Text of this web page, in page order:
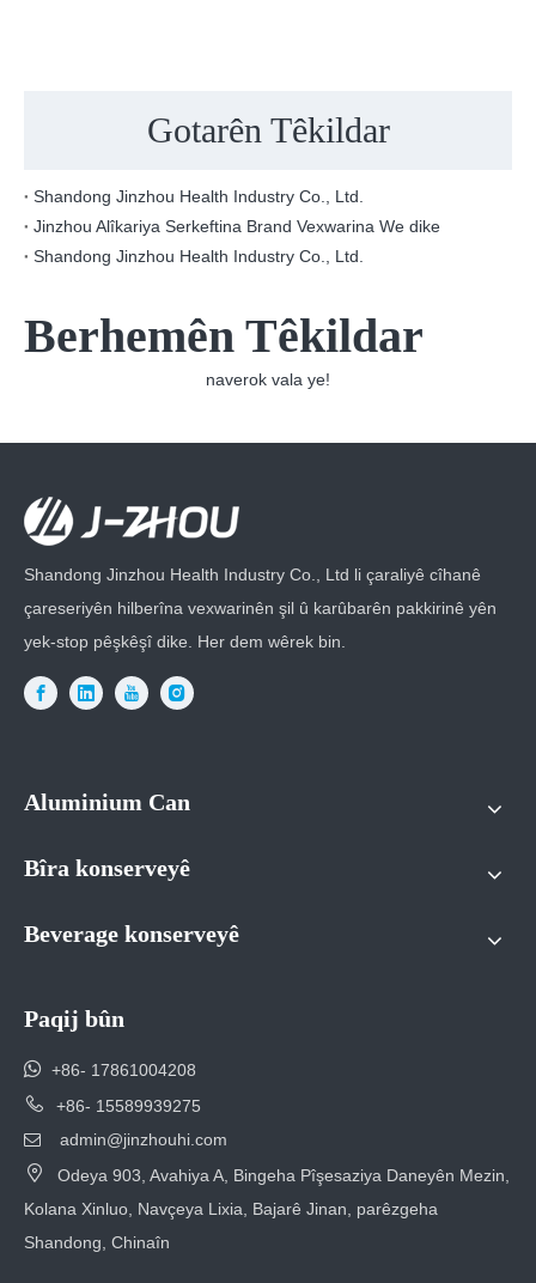
Gotarên Têkildar
Shandong Jinzhou Health Industry Co., Ltd.
Jinzhou Alîkariya Serkeftina Brand Vexwarina We dike
Shandong Jinzhou Health Industry Co., Ltd.
Berhemên Têkildar
naverok vala ye!
Shandong Jinzhou Health Industry Co., Ltd li çaraliyê cîhanê
çareseriyên hilberîna vexwarinên şil û karûbarên pakkirinê yên
yek-stop pêşkêşî dike. Her dem wêrek bin.
Aluminium Can
Bîra konserveyê
Beverage konserveyê
Paqij bûn
 +86- 17861004208
 +86- 15589939275
 admin@jinzhouhi.com
 Odeya 903, Avahiya A, Bingeha Pîşesaziya Daneyên Mezin,
Kolana Xinluo, Navçeya Lixia, Bajarê Jinan, parêzgeha
Shandong, Chinaîn